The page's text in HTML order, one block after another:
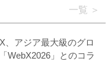
一覧
、アジア最大級のグロ
WebX2026」とのコラ